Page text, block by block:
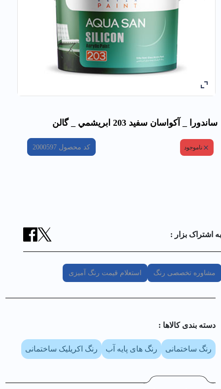
ساندورا _ آكواسان سفيد 203 ابريشمي _ گالن
ناموجود کد محصول 2000597
به اشتراک بزار :
مشاوره تخصصی رنگ استعلام قیمت رنگ آمیزی
دسته بندی کالا‌ها :
رنگ ساختمانی رنگ های پایه آب رنگ اکریلیک ساختمانی